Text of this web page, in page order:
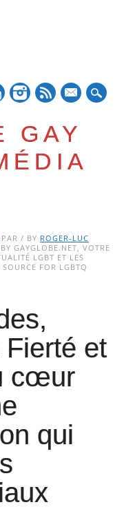
GAY
PAR / BY ROGER-LUC
GAYGLOBE.NET, VOTRE
LGBT ET LES
FOR LGBTQ
et
cœur
qui